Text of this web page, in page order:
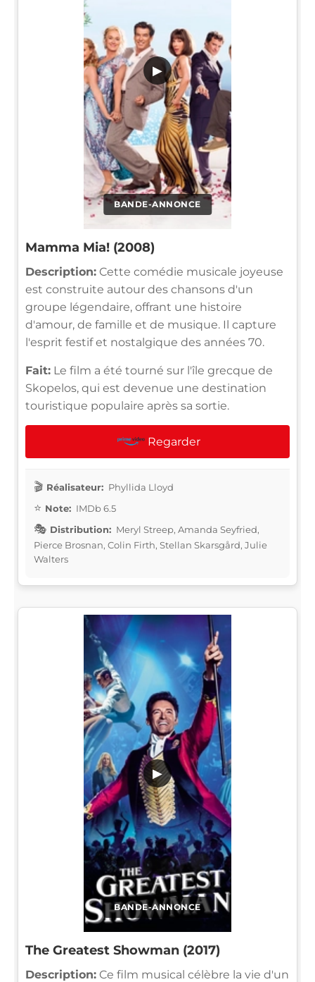
BANDE-ANNONCE
▶
Mamma Mia! (2008)
Description: Cette comédie musicale joyeuse
est construite autour des chansons d'un
groupe légendaire, offrant une histoire
d'amour, de famille et de musique. Il capture
l'esprit festif et nostalgique des années 70.
Fait: Le film a été tourné sur l'île grecque de
Skopelos, qui est devenue une destination
touristique populaire après sa sortie.
Regarder
Réalisateur: Phyllida Lloyd
Note: IMDb 6.5
Distribution: Meryl Streep, Amanda Seyfried,
Pierce Brosnan, Colin Firth, Stellan Skarsgård, Julie
Walters
BANDE-ANNONCE
▶
The Greatest Showman (2017)
Description: Ce film musical célèbre la vie d'un